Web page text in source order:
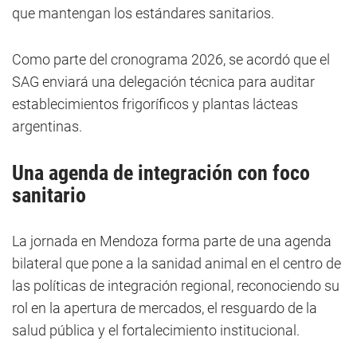
que mantengan los estándares sanitarios.
Como parte del cronograma 2026, se acordó que el
SAG enviará una delegación técnica para auditar
establecimientos frigoríficos y plantas lácteas
argentinas.
Una agenda de integración con foco
sanitario
La jornada en Mendoza forma parte de una agenda
bilateral que pone a la sanidad animal en el centro de
las políticas de integración regional, reconociendo su
rol en la apertura de mercados, el resguardo de la
salud pública y el fortalecimiento institucional.